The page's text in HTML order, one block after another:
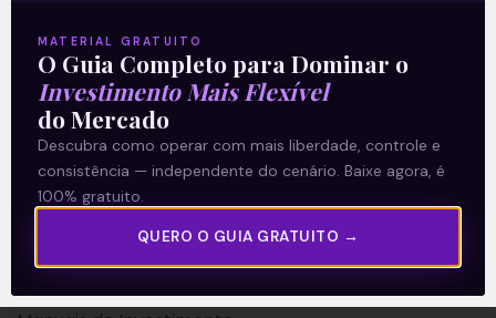
Sobre nós
Termos e Condições
Política de Privacidade
Explore
Artigos
MATERIAL GRATUITO
O Guia Completo para Dominar o
Investimento Mais Flexível
do Mercado
Descubra como operar com mais liberdade, controle e
consistência — independente do cenário. Baixe agora, é
100% gratuito.
QUERO O GUIA GRATUITO →